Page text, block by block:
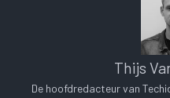
Thijs
De hoofdredacteur van